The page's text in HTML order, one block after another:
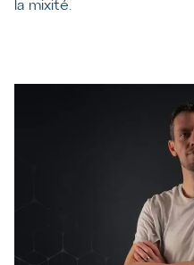
la mixité.